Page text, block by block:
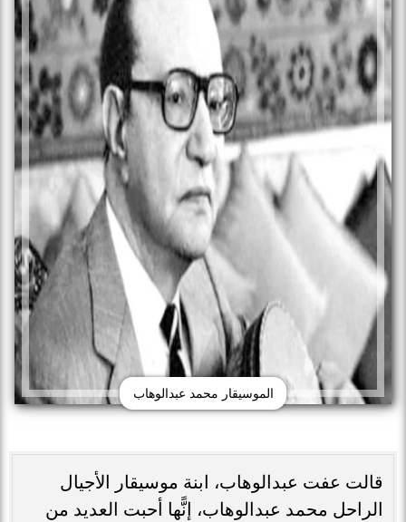
الموسيقار محمد عبدالوهاب
قالت عفت عبدالوهاب، ابنة موسيقار الأجيال
الراحل محمد عبدالوهاب، إنًّها أحبت العديد من